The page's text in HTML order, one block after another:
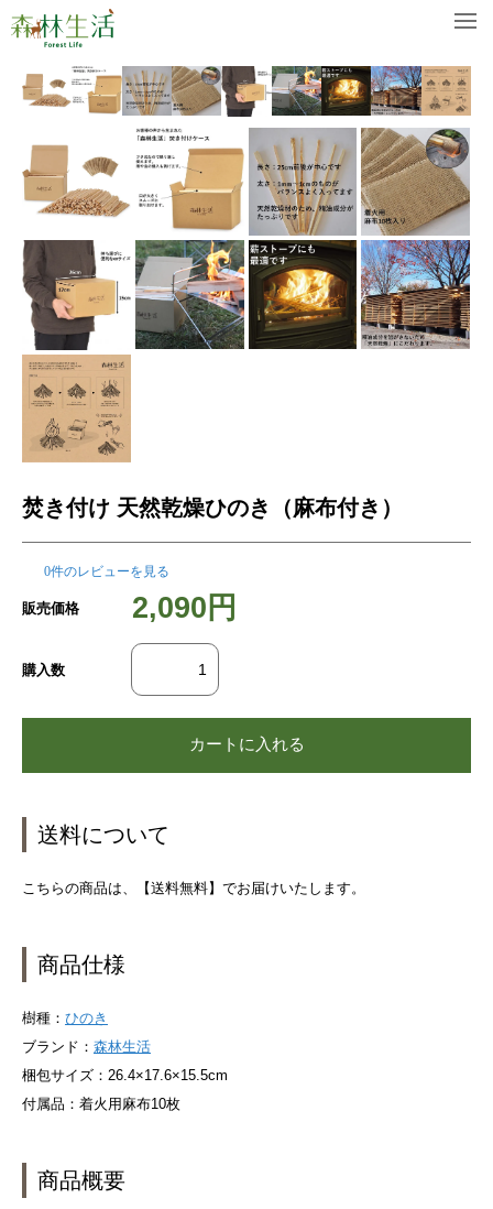
焚き付け 天然乾燥ひのき（麻布付き）
0件のレビューを見る
販売価格 2,090円
購入数
送料について
こちらの商品は、【送料無料】でお届けいたします。
商品仕様
樹種： ひのき
ブランド： 森林生活
梱包サイズ：26.4×17.6×15.5cm
付属品：着火用麻布10枚
商品概要